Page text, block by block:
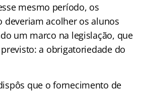
mesmo período, os
deveriam acolher os alunos
um marco na legislação, que
a obrigatoriedade do
que o fornecimento de